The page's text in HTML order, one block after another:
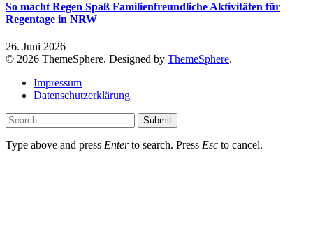
So macht Regen Spaß Familienfreundliche Aktivitäten für
Regentage in NRW
26. Juni 2026
© 2026 ThemeSphere. Designed by ThemeSphere.
Impressum
Datenschutzerklärung
Submit
Type above and press Enterto search. Press Esc to cancel.